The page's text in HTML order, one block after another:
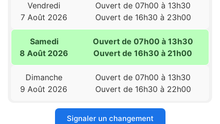
Vendredi
7 Août 2026
Ouvert de 07h00 à 13h30
Ouvert de 16h30 à 23h00
Samedi
8 Août 2026
Ouvert de 07h00 à 13h30
Ouvert de 16h30 à 21h00
Dimanche
9 Août 2026
Ouvert de 07h00 à 13h30
Ouvert de 16h30 à 22h00
Signaler un changement